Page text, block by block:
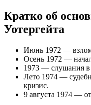
Кратко об
Уотергейта
Июнь 1972 — взлом
Осень 1972 —
1973 — слушания в
Лето 1974 —
кризис.
9 августа 1974 —